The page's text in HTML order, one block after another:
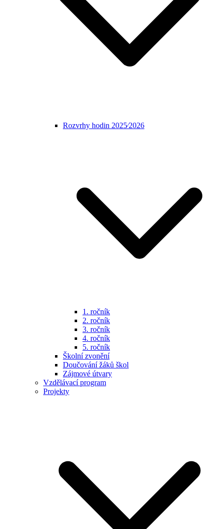
Rozvrhy hodin 2025⁄2026
1. ročník
2. ročník
3. ročník
4. ročník
5. ročník
Školní zvonění
Doučování žáků škol
Zájmové útvary
Vzdělávací program
Projekty